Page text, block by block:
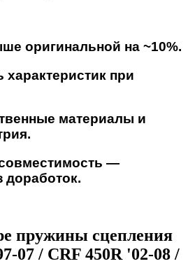
оригинальной на ~10%.
характеристик при
материалы и
—
доработок.
пружины сцепления
07 / CRF 450R '02-08 /